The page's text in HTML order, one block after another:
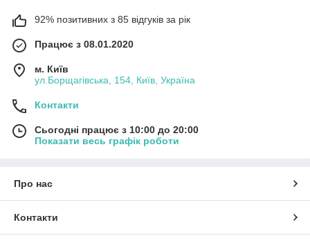
92% позитивних з 85 відгуків за рік
Працює з 08.01.2020
м. Київ
ул.Борщагівська, 154, Київ, Україна
Контакти
Сьогодні працює з 10:00 до 20:00
Показати весь графік роботи
Про нас
Контакти